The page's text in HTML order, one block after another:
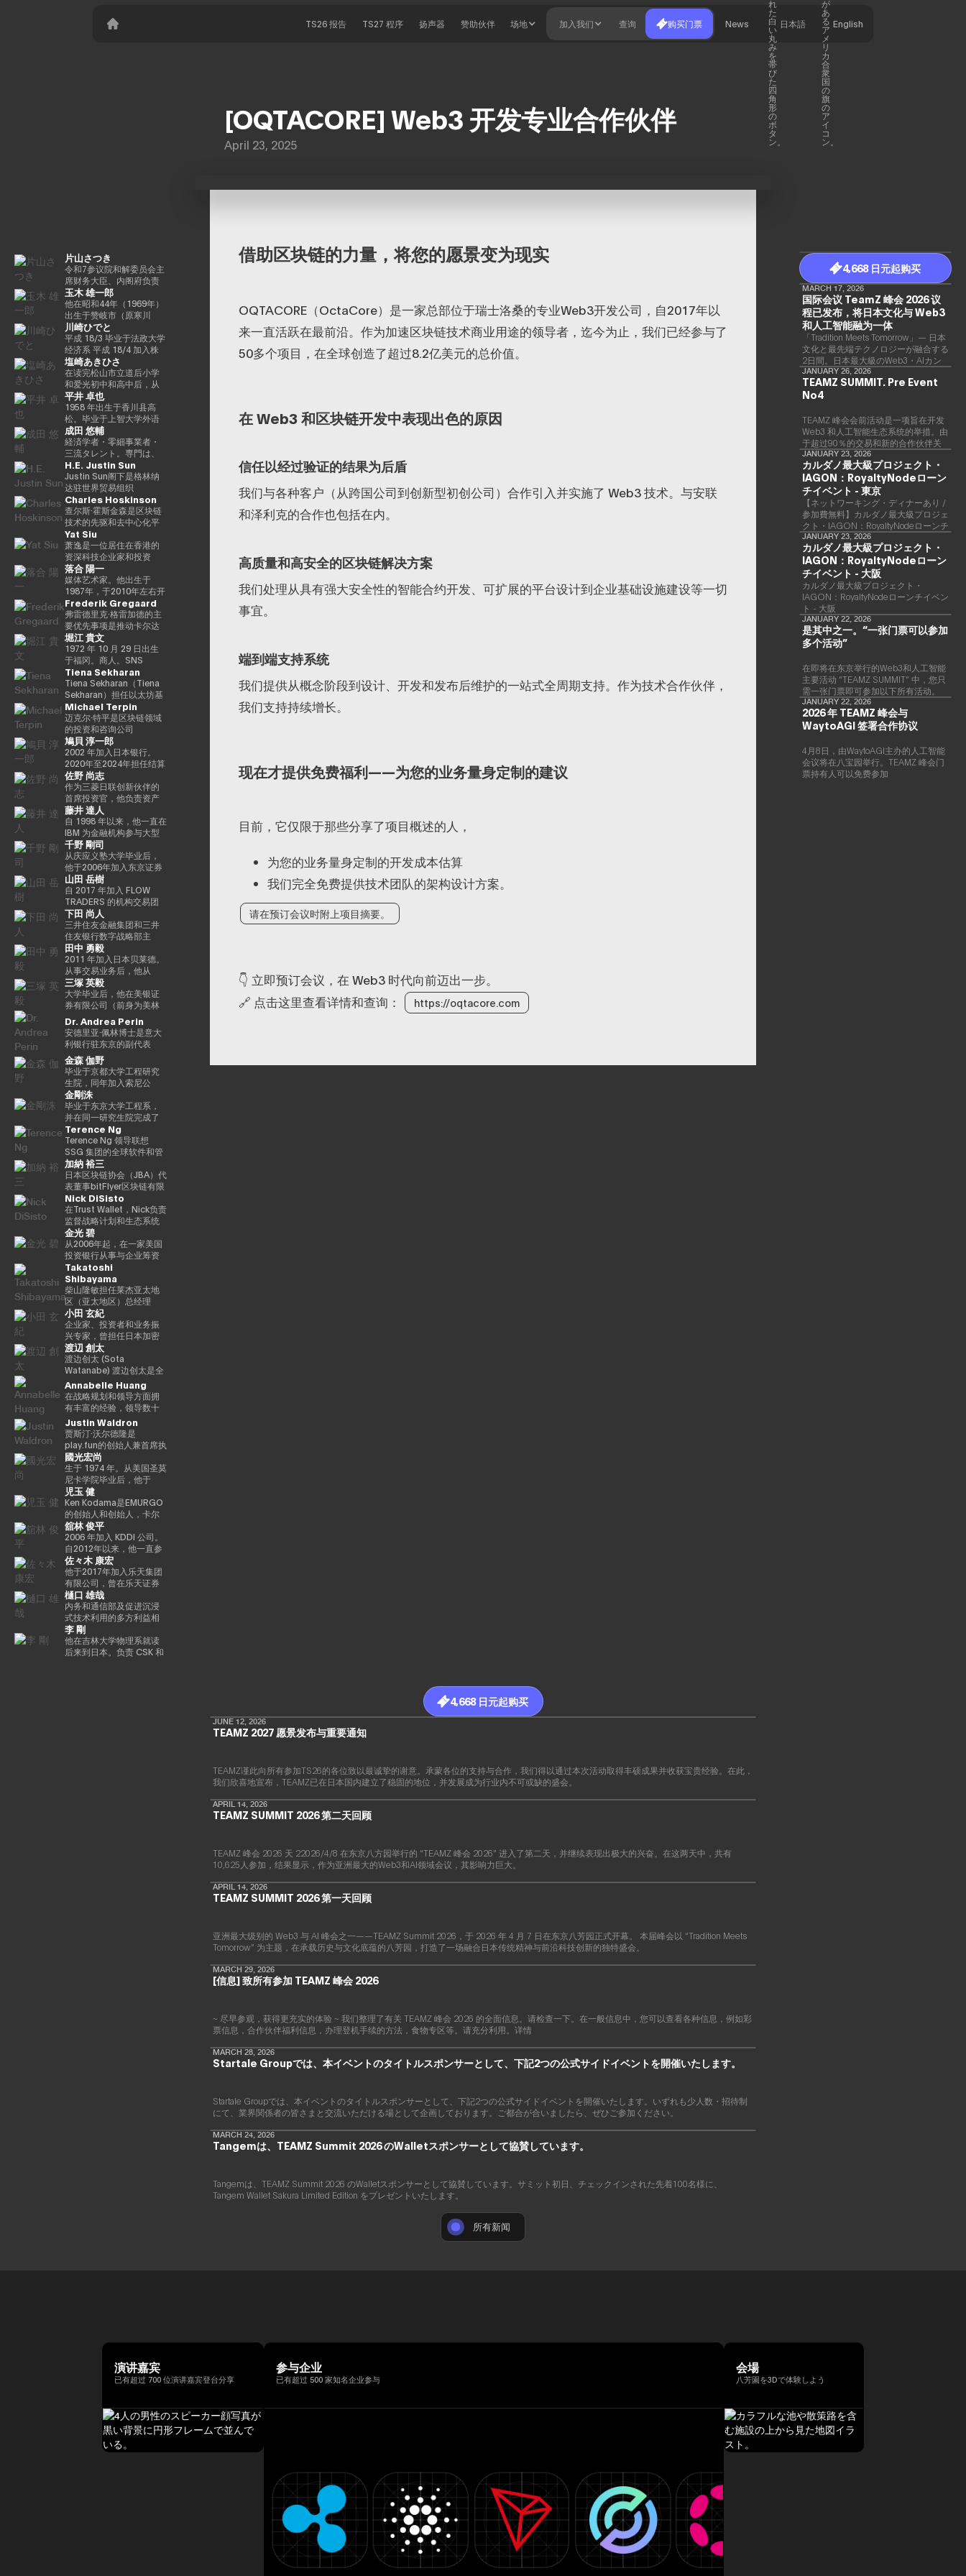
TS26 报告 TS27 程序 扬声器 赞助伙伴 场地 加入我们 查询 购买门票 News 日本語 English
片山さつき
令和7参议院和解委员会主
席财务大臣、内阁府负责
特别任务（财政）税收特
别措施和补贴审查的部长
（高志内阁）
玉木 雄一郎
他在昭和44年（1969年）
出生于赞岐市（原寒川
町），是兼职农民的长
子，他于昭和63（1988）
毕业于高松高中，平成5年
（1993年）毕业于东京大
学法学院，同年加入财政
部 ※1 平成9年（1997
年），在平成完成哈佛大
学研究生院（肯尼迪学
院）Isei 17（2005），正
在竞选第 44 届众议院选
举。在获得70,177张选票
但以浪人身份失败了4年之
后，他在第45届众议院选
举中获得了109,863张选
票，在平成24（2012）第
46届众议院选举中获得
79,153张选票，赢得第二
个任期，在平成
26（2014）第47届众议院
选举中获得78,797张选
票，并在平成28（2016）
民主党竞选第三个任期进
步党代表选举。他被任命
为该党代理秘书长，在平
成29年（2017年）的第48
届众议院选举中获得
82,345张选票，并当选第
四任期（由香川县第二区
希望党正式批准），并竞
选希望党联合代表选举。
希望党代表（11月-）平成
30年（2018年）全国民主
党联合代表（5月至9月）
全国民主党代表（9月〜）
新国民民主党通过令和
2（2020）支部党成立并
成为代表（9月）（9
月），在令和3（2021）
第49届众议院选举的第49
届众议院选举中获得
94,530张选票，当选为众
议员到目前为止，第 5 学
期 2025.05.01。8月财政
部（现为财务部）在职
1997/7至1999/6借调至外
务省（中东第一司）
20007/2001/6 金融厅证
券交易监督委员会 2001/7
至 2002/6 国税厅大阪国税
局总务科科长 2002/7 至
2005/6（负责特别任务的
部长官专家）2005/7 至
2005/8 财政部首席审计局
川崎ひでと
平成 18/3 毕业于法政大学
经济系 平成 18/4 加入株
式会社NTT DOCOMO 平
成 29/8 众议院议员川崎二
郎秘书 玲和 3/10 在第 49
届众议院大选中首次当选
玲和 6/10 在第50届众议院
大选中连任 玲和 6/11 内
务通信国会副大臣（第二
届石原内阁） Reiwa 7/10
数字部长议会副部长、内
阁府议会副部长（第一届
高中内阁） 玲和 8/2 数字
部长议会副部长、内阁府
议会副部长（第二届高中
内阁）
塩崎あきひさ
在读完松山市立道后小学
和爱光初中和高中后，从
东京大学法学院毕业后，
他是长岛/小野/常松律师事
务所的合伙人律师。2021
年，他在众议院大选（爱
媛县第一区）中首次当
选。前国会卫生、劳工和
福利部副部长。在党内，
在经历过副秘书长的经历
后，他成为国会对策委员
会副主席。情报战略部、
科学、技术和创新战略部
以及AI/Web3小组委员会
的秘书负责人。
平井 卓也
1958 年出生于香川县高
松。毕业于上智大学外语
系英语系。在担任电通株
式会社、西日本广播公司
等公司的总裁兼代表董事
后，他在2000年的第42届
众议院选举中首次当选。
从那时起，他已经连续10
次当选。他先后担任过自
民党经济、工业和总务部
主席、政治事务研究委员
会副主席、内阁府（负责
信息技术）大臣、国土、
基础设施、运输和旅游、
内阁常务委员会主席等职
务，并以自民党信息技术
战略和特别任务委员会主
席的身份领导自民党的信
息技术政策。平成30/10年
第四届安倍改组内阁中任
命了信息技术大臣和负责
特殊任务（科学和技术/知
识产权战略/酷日本战略/太
空政策）的部长。负责数
字改革的部长在Reiwa 2的
须贺内阁中就职。第一任
数字事务部长在Reiwa 3就
职。现任自民党公共关系
部主任兼数字社会促进部
经理。
成田 悠輔
経済学者・零細事業者・
三流タレント。専門は、
データ・アルゴリズム・
ポエム・思想を組み合わ
せたビジネスと公共政策
の想像とデザイン。多分
野の学術誌・学会に研究
を発表、多くの企業や自
治体と共同事業を行う。
報道・討論・お笑い・ア
ート・ファッションなど
多様な動画や雑誌の企画
や出演にも関わる。著書
『22世紀の資本主義：や
がてお金は絶滅する』
『22世紀の民主主義：選
挙はアルゴリズムにな
り、政治家はネコにな
る』、番組「成田悠輔と
愛すべき非生産性の世
界」「夜明け前の
PLAYERS」「成田悠輔の
聞かれちゃいけない話」
「walk」「書く気がおき
ない」など。
H.E. Justin Sun
Justin Sun阁下是格林纳
达驻世界贸易组织
（WTO）大使和前常驻代
表，世界领先的区块链和
DAOTRON的创始人，以
及全球最大的加密货币交
易所之一HTX的顾问。 他
也被称为阿里巴巴创始人
马云培育的人，成为
2025/4 年全球数字资产行
业最著名和最有影响力的
人物之一，登上了《福布
斯》杂志的封面。 此外，
它在国际上获得了高度赞
誉，例如多次入选福布斯
“30岁以下30人（消费技术
部门）”。 2025/8 年，我
登上了 “蓝色起源 NS-34”
任务，并作为世界上第
712 位宇航员前往太空。
他的兴趣涵盖科技、投
资、艺术、慈善、游戏和
太空探索。
Charles Hoskinson
查尔斯·霍斯金森是区块链
技术的先驱和去中心化平
台 “卡尔达诺（卡尔达
诺）” 的创始人。他最初是
以太坊的联合创始人之
一，在数学逻辑和密码学
方面有着深厚的背景。卡
尔达诺的特点是在学术研
究和同行评审的基础上开
发的，旨在促进金融普惠
和智能合约。目前，他以
输入输出全球（IOG）首
席执行官的身份领导卡尔
达诺的技术开发。
Yat Siu
萧逸是一位居住在香港的
资深科技企业家和投资
者，是Animoca Brands
的联合创始人兼执行主
席。Animoca Brands是
区块链和游戏领域的全球
领导者，其使命是为全球
游戏玩家和互联网用户提
供数字产权。通过这样
做，我们的目标是实现一
个更公平的数字框架，这
将有助于建立新的资产类
别、边玩边赚的经济和开
放的元宇宙。Yat 于 1990
年在德国雅达利开始了他
的职业生涯。1995年，他
移居香港，创立了香港
Cybercity/Freenation，
这是亚洲第一个免费网页
和免费电子邮件服务提供
商。1998 年，他创立了
Outblaze，该公司被公认
为多语言白标网络服务的
先驱。Outblaze的消息业
务于2009年被出售给了
IBM，然后Outblaze转变
为孵化器，旨在促进在数
字娱乐领域开发服务和产
品的项目和公司。
Animoca Brands就是这
样一家孵化公司，它成立
于2014年。2017 年，我
们建立了道尔顿学习实验
室，这是一个课后数字实
验室，旨在培养发散思维
和设计思维等技能，而这
些技能在传统教育体系中
并不受到重视。他还是
ThinkBlaze的创始人，
ThinkBlaze是Outblaze的
研究部门，负责研究技术
中具有社会意义的问题。
自2018年以来，Yat一直是
游戏行业使用区块链和
NFT（不可替代代币）的
早期支持者。人们认为，
这将使游戏玩家能够真正
拥有游戏中的资产和数
据，进而拥有价值本身。
Yat 对去中心化应用程序和
数字资产的潜力有了清晰
的认识，很快带领
Animoca Brands 在区块
链、游戏、NFT 和开放的
元宇宙中占据了领导地
位。Animoca Brands已
经开发了多个以NFT为中
心的子公司和产品组，还
投资了540多家区块链相关
公司，以建立世界上最大
的区块链投资组合之一。
迄今为止，Yat先生获得了
许多荣誉，并被世界经济
论坛选为 “明日全球领袖”
之一，在DHL/SCMP大奖
中被选为 “年度青年企业
家”，并被Cointelegraph
评选为 “区块链行业值得关
注的100位人物”。此外，
Yat先生是一位接受过古典
音乐正规培训的音乐家，
曾担任BAFTA（英国电影
电视艺术学院）的顾问委
员会成员和亚洲青年管弦
乐团的董事会成员。如有
必要，可以准备更自然、
更精致的日语版本来介绍
演讲者。
落合 陽一
媒体艺术家。他出生于
1987年，于2010年左右开
始以艺术家身份工作。她
的作品以物化、转型和对
边界地区群众的钦佩为主
题。筑波大学/东京大学副
教授，2025年日本国际博
览会（大阪/关西世博会）
主题项目制作人。写真集
《渴望弥撒（2019年阿曼
那）》和NFT作品《波浪
的再数字化（2021年基金
会）》等获得了2016年
PrixarElectronica荣誉
奖、欧盟的StartsPrize和
2019年SXSWCreative
ExperienceArrowardsCreative
ExperienceArrowards。
《阿波罗》杂志40岁以下
40位艺术与科技，亚洲数
字艺术奖卓越奖，以及日
本媒体艺术节艺术部评审
委员会推荐的许多作品。
Frederik Gregaard
弗雷德里克·格雷加德的主
要优先事项是推动卡尔达
诺基金会的实施战略，领
导每项使命的整合和执
行，并实现快速价值创
造，以使用卡尔达诺实现
包容性和公平的增长。在
加入基金会之前，他在瑞
士和斯堪的纳维亚国家工
作了17年以上，在专业服
务和金融行业工作，专注
于资本市场、数字资产管
理、私人银行和交易基础
设施。
堀江 貴文
1972 年 10 月 29 日出生
于福冈。商人。SNS
Media & Consulting Co.,
Ltd. 的创始人目前，他们
活跃于火箭开发、应用生
产以及作为预防医学促进
协会对人们进行预防医学
教育等各个领域。会员制
在线沙龙 “堀江隆文创新大
学（HIU）” 正在开发各种
项目，拥有近700名会员。
http://salon.horiemon.com
这本书《如果你花钱，就
用它来保护自己的身
体》。“CHATGPT 与 “没
有未来工作的人”、“2035
年日本堀右卫门在 10 年后
对未来的完整预测” 等
Tiena Sekharan
Tiena Sekharan（Tiena
Sekharan）担任以太坊基
金会亚太地区（APAC）地
区机构负责人，并通过促
进企业领域的采用来领导
以太坊生态系统的发展。
他的职业生涯始于传统金
融行业，曾担任雷曼兄
弟、法国巴黎银行和摩根
大通等重要职位。在加入
以太坊基金会之前，我属
于摩根大通的区块链部门
KineXYS，负责推广摩根
大通硬币和代币化存款等
产品。
Michael Terpin
迈克尔·特平是区块链领域
的投资和咨询公司
Transform Ventures的创
始人兼首席执行官，同时
也是Supercycle Genesis
Partners, LP的首席执行官
兼首席投资官（CIO）。该
基金是世界上第一个专门
研究比特币的算法加密资
产对冲基金，它建立了一
个投资假设，即比特币每
个周期都以高价出售，并
以最低价格回购更多比特
币。Turpin是一位经验丰
富的高管，作为连续创业
者和投资者活跃了超过35
年，并成功退出多次。基
于这一往绩，成立了位于
波多黎各的家族办公室
Transform Capital。他也
被称为比特币的早期投资
者和思想领袖（思想领
袖），他参与了包括以太
坊和泰达币在内的重大区
块链项目的初始营销和咨
询。由于这些成就，它被
CNBC称为 “加密教父（加
密教父）”。BitAngels 于
2013 年共同创立，
BitAngels Fund 1 于
2014 年共同创立。该基金
以以太坊众筹中以每枚代
币30美分的价格投资100
万美元而闻名。图尔平也
是2015年开发了 “比特币
四季模型（比特币的四
季）” 的人，他于2024年
由天马出版社出版的《比
特币超级周期》一书获得
了高度赞誉，并因准确预
测2024/11年初比特币的
历史高点更新而受到关
注。在进入数字资产领域
之前，他创立了Market
Wire（现为
GlobeNewsWire）。该公
司目前是阿波罗环球管理
旗下的一个业务部门，规
模约为5亿美元。此外，作
为消费互联网早期营销的
先驱，他参与了数十个著
名互联网品牌的发展，首
先是The Motley Fool、
America Online
Greenhouse和Earthlink
的推出。作为教育背景，
她获得了纽约州立大学布
法罗分校的创意写作硕士
学位。他获得了雪城大学
的两个学士学位，自2000
年以来，他还曾在同一所
大学担任著名的纽豪斯公
共传播学院的顾问委员会
成员。此外，Turpin被认
为是波多黎各比特币和加
密资产社区的先驱，并于
2016年初获得了该领域的
第一份投资者优惠认证
（《投资者法令》）。
鳩貝 淳一郎
2002 年加入日本银行。
2020年至2024年担任结算
和结算管理局金融科技小
组负责人。2024-2025
年，金融科技中心副主任
兼数字货币验证组负责
人。他从 2025/7 年起被借
调，目前担任现任职务。
自2025/4以来，他一直是
东京大学经济学研究生院
CARF的受邀研究员。翻译
内容包括 “比特币和区块
链：支持加密货币的技术”
（NTT Publishing）和
“掌握以太坊——构建智能
合约和去中心化应用程序”
（O'Reilly Japan）。合著
了《Web3的未解决问题》
（日经英国石油公司）和
《13人对Web3加密资产
的未来预测》（朝日新闻
出版社）。
佐野 尚志
作为三菱日联创新伙伴的
首席投资官，他负责资产
管理规模为800亿日元的基
金中的创业投资和业务发
展，主要是在日本、美国
和亚洲。在加入MUIP之
前，他曾在独立风险投资
公司Global Brain参与国
内和国际创业投资和CVC
管理。在此之前，他在索
尼担任品类经理，经营海
外业务，负责为技术投资
和合资设立以及零售能源
业务等新业务项目提供资
金。
藤井 達人
自 1998 年以来，他一直在
IBM 为金融机构参与大型
银行核心系统开发和咨询
服务。在微软工作后，他
参与了三菱日联金融集团
的创新业务并领导了DX项
目。在AU Financial
Holdings担任执行官、首
席数字官和IT总经理以及
微软的业务执行官兼金融
创新部门经理之后，他目
前担任现任职务。通用公
司协会 FINOVATORS 成
立。2021年被任命为日本
区块链协会理事。毕业于
同志社大学，在东京大学
完成了第17次EMP。
千野 剛司
从庆应义塾大学毕业后，
他于2006年加入东京证券
交易所。2008年金融危机
后，他参与了债务违约管
理流程改进项目，领导了
日本证券清算组织的场外
衍生品（信用违约互换和
利率互换）结算项目，并
负责日本交易所集团清算
结算领域的业务规划。自
2016年以来，我一直在
PWCJapan首席执行官办
公室（企业规划）支持领
导团队的战略讨论。
2018/7年，他加入了运营
全球加密资产交易所
Kraken的Payward, Inc.
（美国），并为金融服务
局的注册做出了贡献。从
2020/3年起，他就任公司
在日本的代表。2022/7
年，他就任币安驻日本代
表。完成了牛津大学工商
管理硕士（MBA）学位。
山田 岳樹
自 2017 年加入 FLOW
TRADERS 的机构交易团
队以来，Takeki 一直为机
构投资者提供流动性服
务，通过大宗交易覆盖包
括 ETF、国际债券及数字
资产在内的多种资产类
别，工作地点涵盖新加坡
及香港。 他同时负责日本
业务的整体发展，与日本
国内的机构投资者、ETF
发行方、交易平台、证券
交易所以及加密资产交易
所保持密切合作。 FLOW
TRADERS 已连续多年获
得东京证券交易所颁发的
“最佳做市商”奖项。作为一
家上市公司，FLOW
TRADERS 亦积极参与包
括现货加密资产及加密资
产 ETF 在内的数字资产流
动性提供，致力于连接传
统金融与数字资产行业。
下田 尚人
三井住友金融集团和三井
住友银行数字战略部主
任。总结SMBC集团在数
字资产方面的工作。日本
银行结算与结算服务局顾
问，任期至2025/6。结算
与结算管理局利用新技术
（Project Agora等）参与
规划和推广先进的结算项
目，以及关于人工智能对
金融系统的影响的国际研
究。他还参与了各种国际
政策讨论机构，例如国际
清算银行结算市场基础设
施委员会（CPMI）、七国
集团数字支付专家组
（2023年联席主席）、金
融稳定委员会（FSB）创
新网络和BIS/中央银行
CBDC小组。在日本银
行，他还先后担任过长崎
分行经理、香港办事处经
理、金融机构局国际科科
长（负责巴塞尔监管）、
国际局规划师等职务。在
财务省，他作为国际组织
司的规划官负责国际金融
（FATF、FSB等）。毕业
于一桥大学法学院。我在
哈佛大学攻读了计算机科
学专业 AI。
田中 勇毅
2011 年加入日本贝莱德。
从事交易业务后，他从
2024/3年起担任贝莱德全
球市场经理，负责监督交
易、证券借贷和现金管
理。他还曾在日本的数字
战略领域工作。自 2025 年
1 月起，他还担任全球产品
解决方案部，负责监督同
一部门的过渡管理。
三塚 英毅
大学毕业后，他在美银证
券有限公司（前身为美林
证券日本证券）工作，在
法国巴黎银行证券有限公
司担任多个职位后，他成
为全球市场管理部的首席
运营官。在Web3公司
Animoca Brands Co.,
Ltd.成立时担任首席运营官
后，他自2024/3年以来一
直担任现任职务。
Dr. Andrea Perin
安德里亚·佩林博士是意大
利银行驻东京的副代表
处。在这个职位上，我负
责日本、韩国、台湾、澳
大利亚和新西兰的经济政
策讨论和宏观经济和金融
趋势的分析。我们还努力
通过与当地金融和监管机
构、机构投资者和商界的
对话，增进对意大利经济
的理解，进一步加强两国
之间的经济和金融关系。
他在中央银行、银行监管
机构以及包括欧洲中央银
行（ECB）和欧洲投资银
行（EIB）在内的国际金融
机构拥有超过15年的经
验，在金融监管、治理和
合规方面拥有深厚的专业
知识。我获得了罗马托尔
维加塔大学关于健全监管
和监管机构制裁权限的法
学博士学位。
金森 伽野
毕业于京都大学工程研究
生院，同年加入索尼公
司。从事产品设计开发、
产品策划和营销工作。之
后，我以互联网证券和经
验丰富的客户体验、CX策
略推广等方式推出了一项
新的金融科技业务。于
2022年加入索尼银行，目
前正在以索尼银行DX业务
规划经理的身份推广与
Web3相关的新业务规划。
金剛洙
毕业于东京大学工程系，
并在同一研究生院完成了
工程学研究生院的课程。
加入花旗证券有限公司，
从事日本政府债券和利率
衍生品的交易业务。之
后，他加入了松尾实验室
株式会社，一直负责机器
学习项目的规划、PoC 和
开发。他于2022年就任公
司董事，还成立了一个专
门研究生成式人工智能的
新风险投资基金。
Terence Ng
Terence Ng 领导联想
SSG 集团的全球软件和管
理服务业务。他负责推动
战略性微软云解决方案提
供商 (CSP) 计划，并与微
软合作推进整体相关服务
解决方案。他在安全、软
件、云和人工智能生态系
统领域领导全球市场的重
要战略合作伙伴关系和销
售。 自2011年加入联想以
来，Terence Ng领导了联
想与安全、娱乐、电子商
务和金融科技等领域的领
先互联网公司的全球合作
伙伴关系。它还促进了
AR/VR的战略合作伙伴关
系。 Terence Ng 在索尼
电子、惠普、Navteq 公司
和诺基亚等领先科技品牌
的营销、产品开发和业务
开发方面拥有 20 多年的经
验。他在技术行业的领先
业务战略方面有着良好的
记录。 Terence Ng 拥有
新加坡南洋理工大学的商
业研究学士学位。他目前
居住在新加坡，是区块链
和人工智能技术的狂热粉
丝。
加納 裕三
日本区块链协会（JBA）代
表董事bitFlyer区块链有限
公司代表董事高盛证券有
限公司等，他在2014/1年
共同创立了bitFlyer有限公
司。 自bitFlyer成立以来，
它一直在努力就国内法律
的修订提出建议，制定自
我监管规则等，并先后担
任加密资产（虚拟货币）
交易公司bitFlyer USA,
Inc.的首席执行官和
bitFlyer EUROPE S.A.的董
事长，从全球角度为加密
资产（虚拟货币）交易所
行业的发展做出了贡献。
目前，除了担任成立于
2019/5年的bitFlyer区块
链有限公司的代表董事
外，他还担任日本区块链
协会（JBA）的代表董事、
一般注册协会日本元界顾
问、ISO/TC307全国审议
委员会代表委员会成员和
国防部意见领袖。 他们还
以专家身份参加了2018年
七国集团就业创新部长级
会议、2019年G20/V20虚
拟资产服务提供商峰会以
及由内阁秘书处主办的公
私数据利用促进基本计划
执行委员会等，并雄心勃
勃地致力于web3行业的发
展。
Nick DiSisto
在Trust Wallet，Nick负责
监督战略计划和生态系统
合作伙伴关系，这些举措
和生态系统合作伙伴关系
对该平台的增长和用户体
验至关重要。 他的努力涵
盖了广泛的重要领域，例
如DeFi合作伙伴关系、法
定货币开/关通道、
MEV（最大提取价值）措
施和核心基础设施合作伙
伴关系，旨在为全球数百
万用户提供更易于使用、
安全和可扩展的加密资
产。Nick 正在用户体验和
区块链技术的交叉点推动
创新，同时与产品、安
全、工程和营销等各个部
门密切合作。Nick 专注于
“将代码转化为现实世界的
价值”，正在将自托管钱包
发展为下一代金融基础设
施方面发挥作用，并正在
塑造其未来。
金光 碧
从2006年起，在一家美国
投资银行从事与企业筹资
和并购相关的衍生结构设
计工作达10年。2016年加
入bitFlyer有限公司后，他
曾担任首席财务官和公
关，负责与金融监管相关
的系统开发。自2022年以
来，他一直负责新业务，
目前是集团首席采购官。
从2025年起担任
Custodiem有限公司的董
事，他推动了国内加密资
产ETF的形成项目等。
Takatoshi
Shibayama
柴山隆敏担任莱杰亚太地
区（亚太地区）总经理
（亚太地区负责人）。它
监督为Web3行业和机构投
资者提供数字资产安全解
决方案的情况。到目前为
止，他作为分析师和投资
者一直活跃在企业振兴和
不良投资领域超过17年。
在摩根大通和高盛等投资
银行开始职业生涯后，他
加入了美国对冲基金戴维
森·肯普纳资本管理公司。
之后，他与他人共同创立
了总部位于新加坡的投资
基金3D Investment
Partners。此外，在为数
字资产提供抵押管理和托
管服务的Copper，他曾担
任亚太地区收入经理（亚
太区收入主管），并领导
了公司在亚太地区的业务
增长。
小田 玄紀
企业家、投资者和业务振
兴专家，曾担任日本加密
资产交易协会（JVCEA）
的代表董事（主席）、SBI
Holdings的董事总经理和
Bitpoint Japan Co., Ltd
的代表董事。自2001年成
立自己的公司以来，我们
已经开展了各种业务。
2016年，他创立了加密货
币交易所Bitpoint并成为
其首席执行官。2019年，
他被世界经济论坛选为全
球青年领袖。
渡辺 創太
渡边创太 (Sota
Watanabe) 渡边创太是全
球 Web3 生态系统中的先
驱力量，也是日本最具影
响力的科技企业家之一。
作为 Startale Group 的创
始人兼 CEO，渡边致力于
构建去中心化互联网的基
础设施，其核心使命是“将
世界带入链上（bringing
the world onchain）”。
渡边因领导日本最大的公
共区块链 Astar Network
而声名鹊起，该网络已成
为日本 Web3 基础设施的
基石。渡边职业生涯的一
个重要里程碑是与索尼集
团合作，通过 Sony Block
Solutions Labs 共同开发
了以太坊二层（Layer-2）
区块链——Soneium。这
一举措将日本的区块链技
术定位在消费娱乐、人工
智能和大众普及的交汇
点。 在代币化数字资产和
现实世界金融领域，渡边
主导了与 SBI Holdings 的
Annabelle Huang
在战略规划和领导方面拥
有丰富的经验，领导数十
亿美元的加密资产平台
Justin Waldron
贾斯汀·沃尔德隆是
play.fun的创始人兼首席执
行官，该平台可以为每款
游戏提供即时的真实奖
励。此外，除了作为
Playco的联合创始人兼总
裁外，我们还投资于有前
途的日本初创企业，这些
初创公司有望作为涩谷区
政府发起的涩谷创业支持
计划的顾问以及X&KSK的
合作伙伴。 他还以天使投
资者的身份活跃，投资了
60多家公司，尤其以
Zynga的联合创始人而闻
名。2021年，它被《商业
内幕》选为 “前100名种子
投资者” 之一。
國光宏尚
生于 1974 年。从美国圣莫
尼卡学院毕业后，他于
2004 年加入 At Movie
Co., Ltd.同年，他就任导
演，负责制作电影和电视
剧以及开展新业务。龟尾
株式会社成立于2007年，
担任总裁兼首席执行官一
职。他于2021年从公司退
休，成为金融家有限公司
的代表董事兼首席执行
官，该公司于2019年与
ThirdVerse有限公司共同
成立。他的书是《元界与
网络3》（MDN 公司）。
児玉 健
Ken Kodama是EMURGO
的创始人和创始人，卡尔
达诺的联合创始人之一，
也是世界领先的区块链平
台之一。凭借在加密货币
和区块链领域超过十年的
经验，他通过深厚的专业
知识和长期愿景考虑了该
行业的发展。他的使命是
通过区块链技术重新定义
信任和价值的概念，加速
实现下一代金融创新。Ken
总部设在新加坡，领导
EMURGO考虑发展全球金
舘林 俊平
2006 年加入 KDDI 公司。
自2012年以来，他一直参
与风险支持计划
KDDI_Labo、风险投资基
金和KDDI开放创新基金，
主要负责体育、娱乐、XR
和Web3领域的投资和联
盟。自2025/4以来，他一
直担任现任职务。
佐々木 康宏
他于2017年加入乐天集团
有限公司，曾在乐天证券
株式会社担任IT部门经理
兼金融科技部副总经理，
自2018/9以来一直担任该
公司的现任职务。目前，
正在推广各种措施，以帮
助提高整个国内加密资产
樋口 雄哉
内务和通信部及促进沉浸
式技术利用的多方利益相
关者合作会议的一名成员
在大学毕业后在一家信用
卡公司找到了一份工作。
李 剛
他在吉林大学物理系就读
后来到日本。负责 CSK 和
[OQTACORE] Web3 开发专业合作伙伴
April 23, 2025
借助区块链的力量，将您的愿景变为现实
OQTACORE（OctaCore）是一家总部位于瑞士洛桑的专业Web3开发公司，自2017年以
来一直活跃在最前沿。作为加速区块链技术商业用途的领导者，迄今为止，我们已经参与了
50多个项目，在全球创造了超过8.2亿美元的总价值。
在 Web3 和区块链开发中表现出色的原因
信任以经过验证的结果为后盾
我们与各种客户（从跨国公司到创新型初创公司）合作引入并实施了 Web3 技术。与安联
和泽利克的合作也包括在内。
高质量和高安全的区块链解决方案
我们处理从具有强大安全性的智能合约开发、可扩展的平台设计到企业基础设施建设等一切
事宜。
端到端支持系统
我们提供从概念阶段到设计、开发和发布后维护的一站式全周期支持。作为技术合作伙伴，
我们支持持续增长。
现在才提供免费福利——为您的业务量身定制的建议
目前，它仅限于那些分享了项目概述的人，
为您的业务量身定制的开发成本估算
我们完全免费提供技术团队的架构设计方案。
请在预订会议时附上项目摘要。
👇 立即预订会议，在 Web3 时代向前迈出一步。
🔗 点击这里查看详情和查询：
https://oqtacore.com
4,668 日元起购买
MARCH 17, 2026
国际会议 TeamZ 峰会 2026 议
程已发布，将日本文化与 Web3
和人工智能融为一体
「Tradition Meets Tomorrow」— 日本
文化と最先端テクノロジーが融合する
2日間。日本最大級のWeb3・AIカン
ファレンス 「TEAMZ Summit 2026」
が、2026年4月7日・8日に東京・八
芳園にて開催されます。今年のテーマ
本の伝統文化と最先端のテクノロジー
が融合する、特別な2日間となりま
す。このたび、公式アジェンダが公開
されました。（※登壇者のスケジュー
ル等の都合により、開催までに内容が
変更となる可能性があります。）
JANUARY 26, 2026
TEAMZ SUMMIT. Pre Event
No4
TEAMZ 峰会会前活动是一项旨在开发
Web3 和人工智能生态系统的举措。由
于超过90％的交易和新的合作伙伴关
系是面对面形成的，因此TEAMZ将在
本次活动之前举行一次数量有限的交流
会议，以在轻松的氛围中促进高质量的
交流。
JANUARY 23, 2026
カルダノ最大級プロジェクト・
IAGON：RoyaltyNodeローン
チイベント - 東京
【ネットワーキング・ディナーあり /
参加費無料】カルダノ最大級プロジェ
クト・IAGON：RoyaltyNodeローンチ
イベント - 東京
JANUARY 23, 2026
カルダノ最大級プロジェクト・
IAGON：RoyaltyNodeローン
チイベント - 大阪
​カルダノ最大級プロジェクト・
IAGON：RoyaltyNodeローンチイベン
ト - 大阪
JANUARY 22, 2026
是其中之一。“一张门票可以参加
多个活动”
在即将在东京举行的Web3和人工智能
主要活动 “TEAMZ SUMMIT” 中，您只
需一张门票即可参加以下所有活动。
JANUARY 22, 2026
2026 年 TEAMZ 峰会与
WaytoAGI 签署合作协议
4月8日，由WaytoAGI主办的人工智能
会议将在八宝园举行。TEAMZ 峰会门
票持有人可以免费参加
4,668 日元起购买
JUNE 12, 2026
TEAMZ 2027 愿景发布与重要通知
TEAMZ谨此向所有参加TS26的各位致以最诚挚的谢意。承蒙各位的支持与合作，我们得以通过本次活动取得丰硕成果并收获宝贵经验。在此，
我们欣喜地宣布，TEAMZ已在日本国内建立了稳固的地位，并发展成为行业内不可或缺的盛会。
APRIL 14, 2026
TEAMZ SUMMIT 2026 第二天回顾
TEAMZ 峰会 2026 天 22026/4/8 在东京八方园举行的 “TEAMZ 峰会 2026” 进入了第二天，并继续表现出极大的兴奋。在这两天中，共有
10,625人参加，结果显示，作为亚洲最大的Web3和AI领域会议，其影响力巨大。
APRIL 14, 2026
TEAMZ SUMMIT 2026 第一天回顾
亚洲最大级别的 Web3 与 AI 峰会之一——TEAMZ Summit 2026，于 2026 年 4 月 7 日在东京八芳园正式开幕。 本届峰会以 “Tradition Meets
Tomorrow” 为主题，在承载历史与文化底蕴的八芳园，打造了一场融合日本传统精神与前沿科技创新的独特盛会。
MARCH 29, 2026
[信息] 致所有参加 TEAMZ 峰会 2026
~ 尽早参观，获得更充实的体验 ~ 我们整理了有关 TEAMZ 峰会 2026 的全面信息。请检查一下。在一般信息中，您可以查看各种信息，例如彩
票信息，合作伙伴福利信息，办理登机手续的方法，食物专区等。请充分利用。详情
MARCH 28, 2026
Startale Groupでは、本イベントのタイトルスポンサーとして、下記2つの公式サイドイベントを開催いたします。
Startale Groupでは、本イベントのタイトルスポンサーとして、下記2つの公式サイドイベントを開催いたします。いずれも少人数・招待制
にて、業界関係者の皆さまと交流いただける場として企画しております。ご都合が合いましたら、ぜひご参加ください。
MARCH 24, 2026
Tangemは、TEAMZ Summit 2026 のWalletスポンサーとして協賛しています。
Tangemは、TEAMZ Summit 2026 のWalletスポンサーとして協賛しています。サミット初日、チェックインされた先着100名様に、
Tangem Wallet Sakura Limited Edition をプレゼントいたします。
所有新闻
演讲嘉宾
已有超过 700 位演讲嘉宾登台分享
参与企业
已有超过 500 家知名企业参与
会場
八芳園を3Dで体験しよう